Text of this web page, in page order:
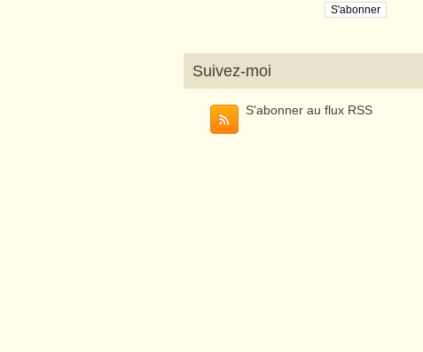
Suivez-moi
S'abonner au flux RSS